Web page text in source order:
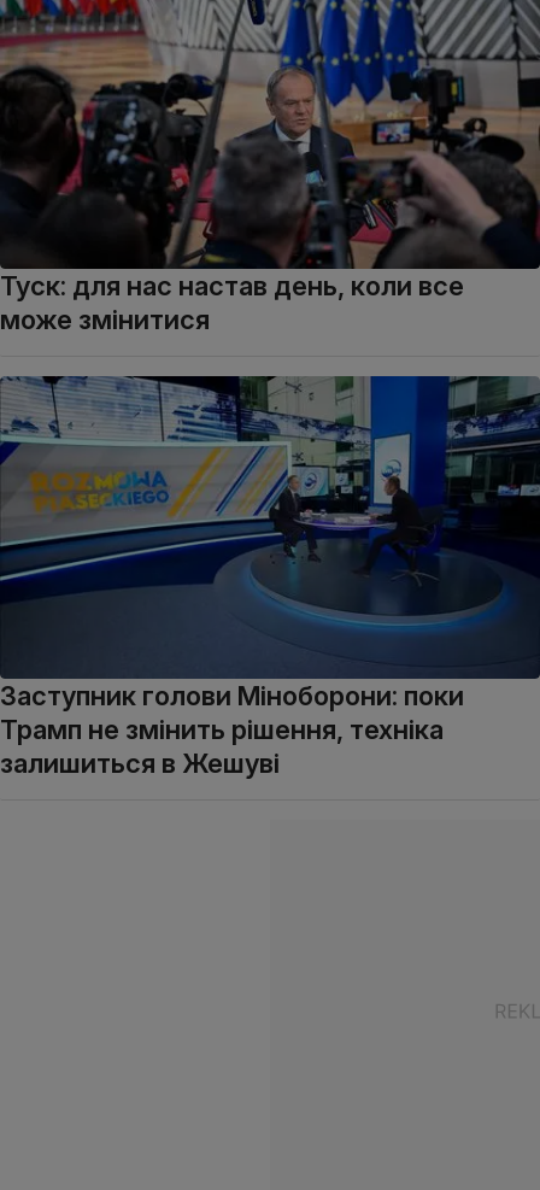
Туск: для нас настав день, коли все
може змінитися
Заступник голови Міноборони: поки
Трамп не змінить рішення, техніка
залишиться в Жешуві